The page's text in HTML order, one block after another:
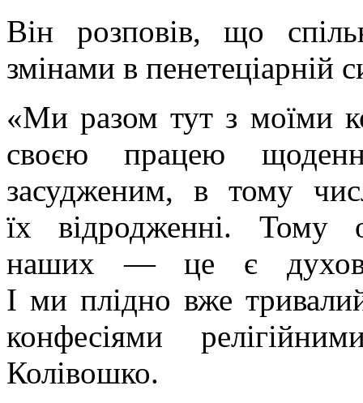
Він розповів, що
змінами в пенетеціарній
«Ми разом тут з моїми
своєю працею
засудженим, в тому
їх відродженні. Тому
наших — це є
І ми плідно вже
конфесіями
Колівошко.